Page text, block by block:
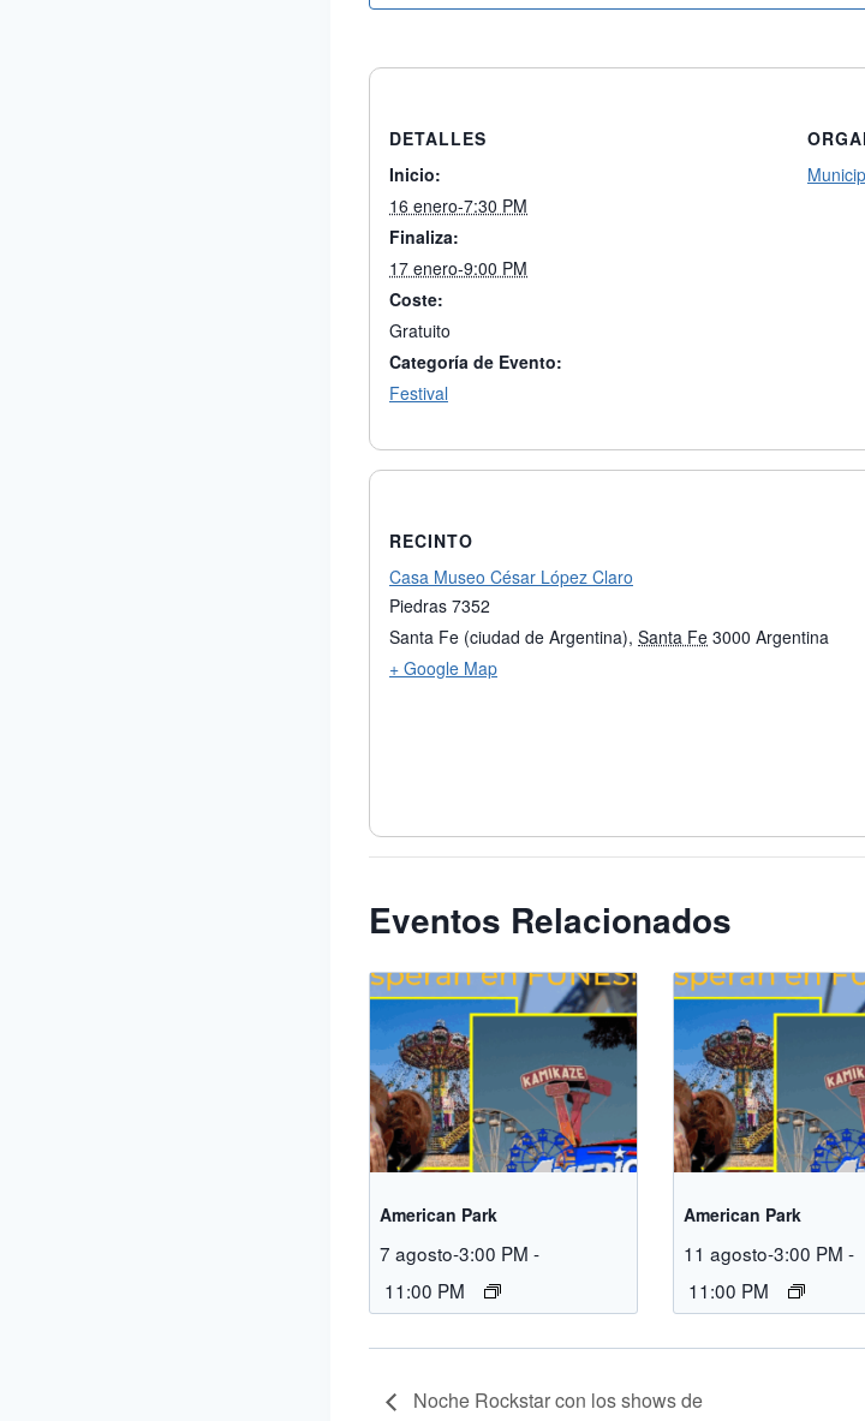
DETALLES
Inicio:
16 enero-7:30 PM
Finaliza:
17 enero-9:00 PM
Coste:
Gratuito
Categoría de Evento:
Festival
RECINTO
Casa Museo César López Claro
Piedras 7352
Santa Fe (ciudad de Argentina), Santa Fe 3000 Argentina
+ Google Map
Eventos Relacionados
American Park
7 agosto-3:00 PM -
11:00 PM
American Park
11 agosto-3:00 PM -
11:00 PM
Noche Rockstar con los shows de